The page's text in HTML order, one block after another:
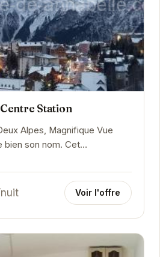
Station
Alpes, Magnifique Vue
bien son nom. Cet
vues exceptionnelles et un
Voir l'offre